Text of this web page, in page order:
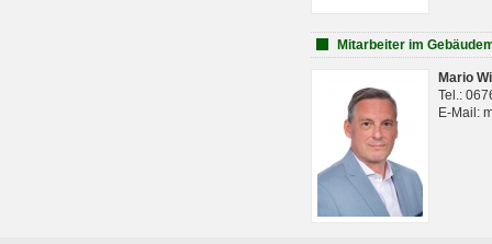
Mitarbeiter im
Mario
Tel.:
E-Mail: